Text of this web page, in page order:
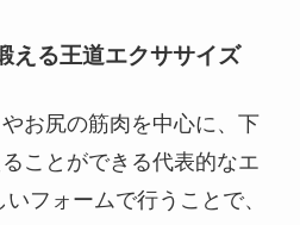
える王道エクササイズ
お尻の筋肉を中心に、下
ことができる代表的なエ
フォームで行うことで、